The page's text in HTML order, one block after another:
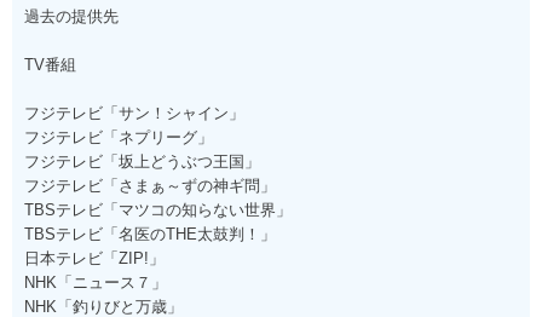
過去の提供先
TV番組
フジテレビ「サン！シャイン」
フジテレビ「ネプリーグ」
フジテレビ「坂上どうぶつ王国」
フジテレビ「さまぁ～ずの神ギ問」
TBSテレビ「マツコの知らない世界」
TBSテレビ「名医のTHE太鼓判！」
日本テレビ「ZIP!」
NHK「ニュース７」
NHK「釣りびと万歳」